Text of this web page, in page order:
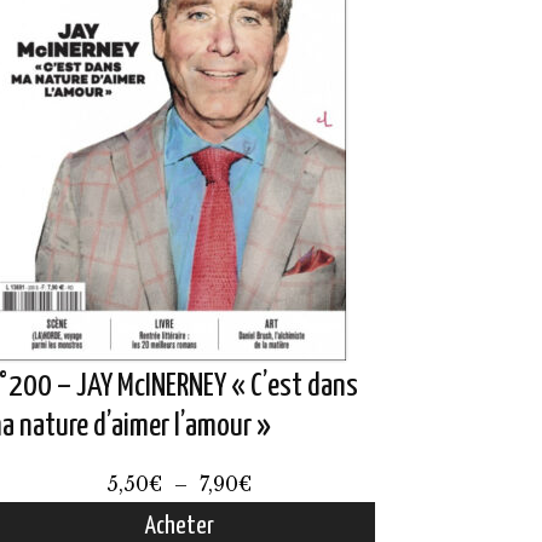
– JAY McINERNEY « C’est dans
nature d’aimer l’amour »
5,50€ – 7,90€
Acheter